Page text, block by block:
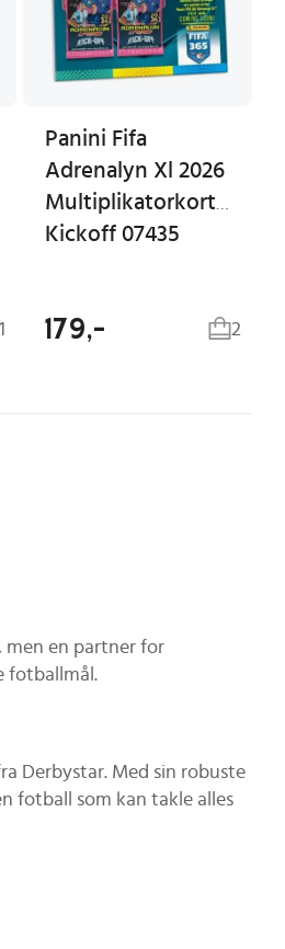
1
Panini Fifa
Adrenalyn Xl 2026
Multiplikatorkortspill
Kickoff 07435
179,- 2
men en partner for
fotballmål.
Derbystar. Med sin robuste
fotball som kan takle alles